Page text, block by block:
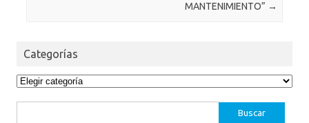
MANTENIMIENTO” →
Categorías
Categorías